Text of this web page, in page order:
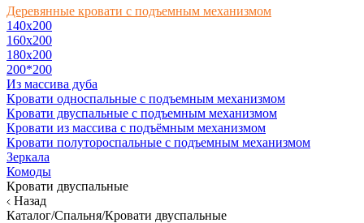
Деревянные кровати с подъемным механизмом
140x200
160х200
180х200
200*200
Из массива дуба
Кровати односпальные с подъемным механизмом
Кровати двуспальные с подъемным механизмом
Кровати из массива с подъёмным механизмом
Кровати полутороспальные с подъемным механизмом
Зеркала
Комоды
Кровати двуспальные
Назад
Каталог/Спальня/Кровати двуспальные